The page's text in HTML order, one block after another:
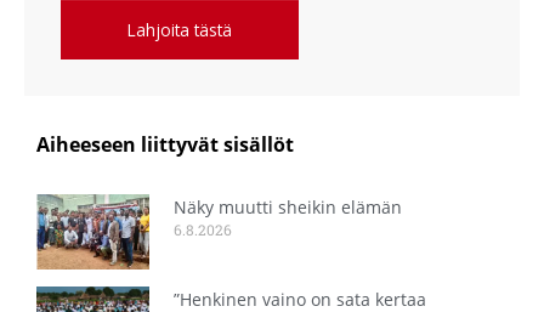
Lahjoita tästä
Aiheeseen liittyvät sisällöt
Näky muutti sheikin elämän
6.8.2026
”Henkinen vaino on sata kertaa